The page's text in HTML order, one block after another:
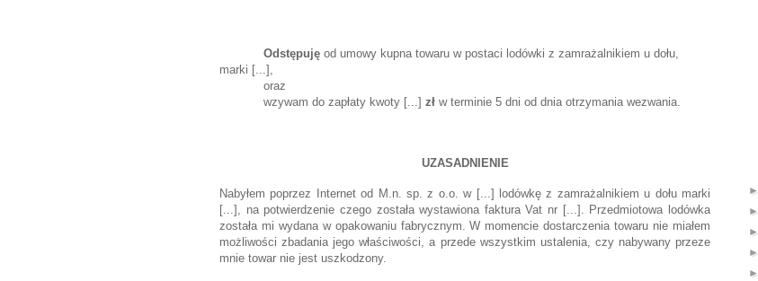
Odstępujęod umowy kupna towaru w postaci lodówki z zamrażalnikiem u dołu,
marki [...],
oraz
wzywam do zapłaty kwoty [...] złw terminie 5 dni od dnia otrzymania wezwania.
UZASADNIENIE
Nabyłem poprzez Internet od M.n. sp. z o.o. w [...] lodówkę z zamrażalnikiem u dołu marki
[...], na potwierdzenie czego została wystawiona faktura Vat nr [...]. Przedmiotowa lodówka
została mi wydana w opakowaniu fabrycznym. W momencie dostarczenia towaru nie miałem
możliwości zbadania jego właściwości, a przede wszystkim ustalenia, czy nabywany przeze
mnie towar nie jest uszkodzony.
►
►
►
►
►